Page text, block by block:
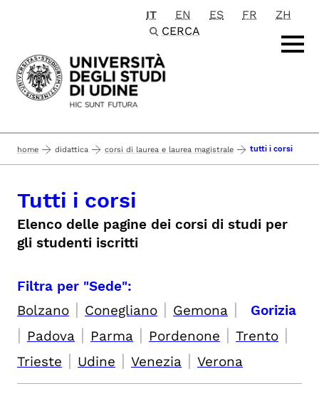
Passa al contenuto principale
IT EN ES FR
ZH
CERCA
home didattica corsi di laurea e laurea magistrale tutti i corsi
Tutti i corsi
Elenco delle pagine dei corsi di studi per
gli studenti iscritti
Filtra per "Sede":
Bolzano | Conegliano | Gemona | Gorizia
| Padova | Parma | Pordenone | Trento |
Trieste | Udine | Venezia | Verona